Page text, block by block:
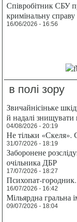
Співробітник СБУ
кримінальну
16/06/2026 - 16:56
в полі зору
Звичайнісіньке
й надалі
04/08/2026 - 20:19
Не тільки
31/07/2026 - 18:19
Заборонене
очільника ДБР
17/07/2026 - 18:27
Психопат-
16/07/2026 - 16:42
Мільярдна гральна
09/07/2026 - 18:04